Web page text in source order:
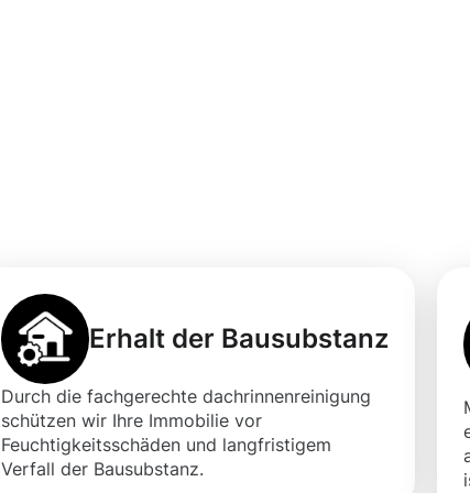
Erhalt der Bausubstanz
Durch die fachgerechte dachrinnenreinigung
schützen wir Ihre Immobilie vor
Feuchtigkeitsschäden und langfristigem
Verfall der Bausubstanz.